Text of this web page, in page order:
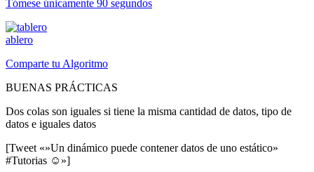
Tómese únicamente 90 segundos
ablero
Comparte tu Algoritmo
BUENAS PRÁCTICAS
Dos colas son iguales si tiene la misma cantidad de datos, tipo de
datos e iguales datos
[Tweet «»Un dinámico puede contener datos de uno estático»
#Tutorias ☺»]